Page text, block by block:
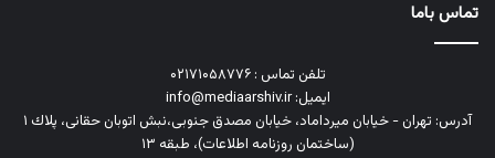
تماس باما
تلفن تماس : ۰۲۱۷۱۰۵۸۷۷۶
ایمیل: info@mediaarshiv.ir
آدرس: تهران - خیابان میرداماد، خیابان مصدق جنوبی،نبش اتوبان حقانی، پلاك ١
(ساختمان روزنامه اطلاعات)، طبقه ۱۳